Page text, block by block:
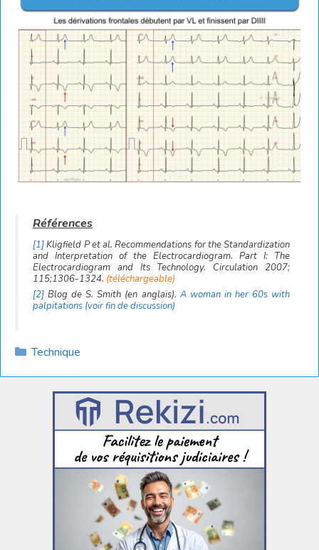
[1]Kligfield P et al. Recommendations for the Standardization
and Interpretation of the Electrocardiogram. Part I: The
Electrocardiogram and Its Technology. Circulation 2007;
115;1306-1324. (téléchargeable)
[2] Blog de S. Smith (en anglais). A woman in her 60s with
palpitations (voir fin de discussion)
Catégories
Technique